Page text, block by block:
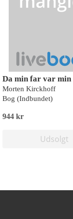
Morten Kirckhoff
Bog (Indbundet)
944 kr
Udsolgt